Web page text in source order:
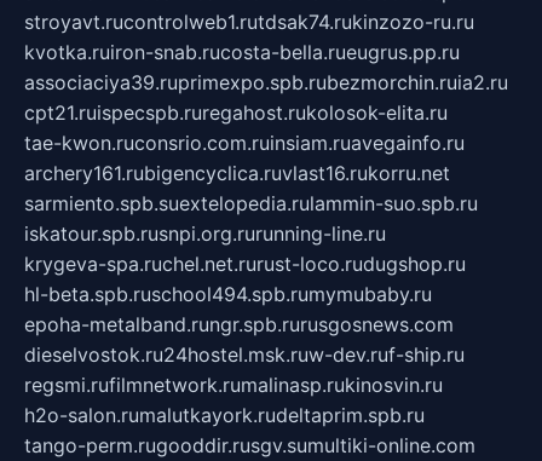
stroyavt.rucontrolweb1.rutdsak74.rukinzozo-ru.ru
kvotka.ruiron-snab.rucosta-bella.rueugrus.pp.ru
associaciya39.ruprimexpo.spb.rubezmorchin.ruia2.ru
cpt21.ruispecspb.ruregahost.rukolosok-elita.ru
tae-kwon.ruconsrio.com.ruinsiam.ruavegainfo.ru
archery161.rubigencyclica.ruvlast16.rukorru.net
sarmiento.spb.suextelopedia.rulammin-suo.spb.ru
iskatour.spb.rusnpi.org.rurunning-line.ru
krygeva-spa.ruchel.net.rurust-loco.rudugshop.ru
hl-beta.spb.ruschool494.spb.rumymubaby.ru
epoha-metalband.rungr.spb.rurusgosnews.com
dieselvostok.ru24hostel.msk.ruw-dev.ruf-ship.ru
regsmi.rufilmnetwork.rumalinasp.rukinosvin.ru
h2o-salon.rumalutkayork.rudeltaprim.spb.ru
tango-perm.rugooddir.rusgv.sumultiki-online.com